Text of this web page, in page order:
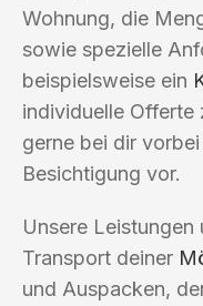
Wohnung, die
sowie spezielle
beispielsweise ein
individuelle Offerte
gerne bei dir
Besichtigung vor.
Unsere Leistungen
Transport deiner
und Auspacken,